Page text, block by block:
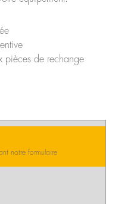
pièces de rechange
notre formulaire